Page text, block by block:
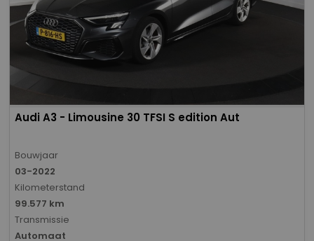
Audi A3 - Limousine 30 TFSI S edition Aut
Bouwjaar
03-2022
Kilometerstand
99.577 km
Transmissie
Automaat